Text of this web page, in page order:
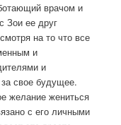
врачом и
Зои ее друг
на то что все
и
и
за свое будущее.
желание жениться
с его личными